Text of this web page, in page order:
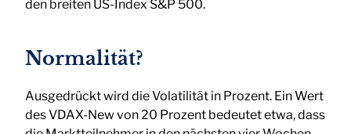
den breiten US-Index S&P 500.
Normalität?
Ausgedrückt wird die Volatilität in Prozent. Ein Wert
des VDAX-New von 20 Prozent bedeutet etwa, dass